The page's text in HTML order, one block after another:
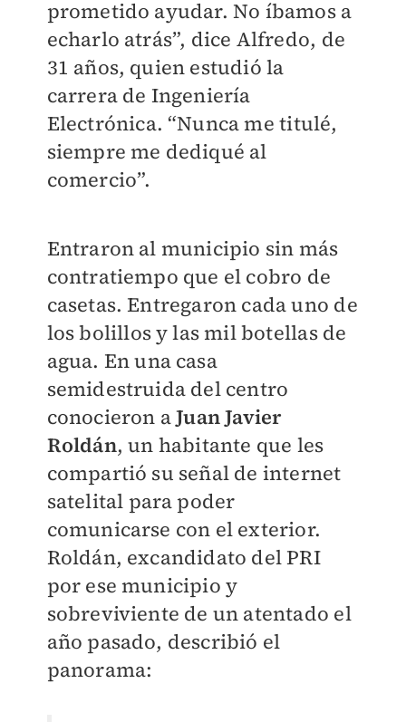
prometido ayudar. No íbamos a
echarlo atrás”, dice Alfredo, de
31 años, quien estudió la
carrera de Ingeniería
Electrónica. “Nunca me titulé,
siempre me dediqué al
comercio”.
Entraron al municipio sin más
contratiempo que el cobro de
casetas. Entregaron cada uno de
los bolillos y las mil botellas de
agua. En una casa
semidestruida del centro
conocieron aJuan Javier
Roldán, un habitante que les
compartió su señal de internet
satelital para poder
comunicarse con el exterior.
Roldán, excandidato del PRI
por ese municipio y
sobreviviente de un atentado el
año pasado, describió el
panorama: